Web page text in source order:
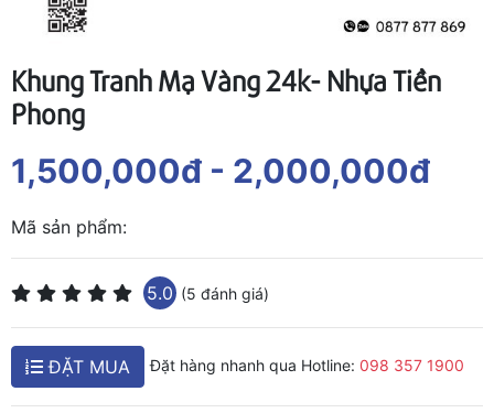
Khung Tranh Mạ Vàng 24k- Nhựa Tiền
Phong
1,500,000đ - 2,000,000đ
Mã sản phẩm:
5.0 (5 đánh giá)
ĐẶT MUA Đặt hàng nhanh qua Hotline: 098 357 1900